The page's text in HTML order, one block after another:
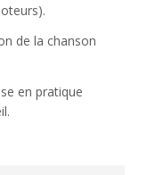
de la chanson
en pratique